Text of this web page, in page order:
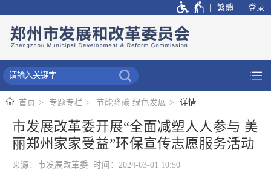
繁體 登录
首页 专题专栏 节能降碳 绿色发展 详情
市发展改革委开展“全面减塑人人参与 美
丽郑州家家受益”环保宣传志愿服务活动
来源：市发展改革委 时间：2024-03-01 10:50